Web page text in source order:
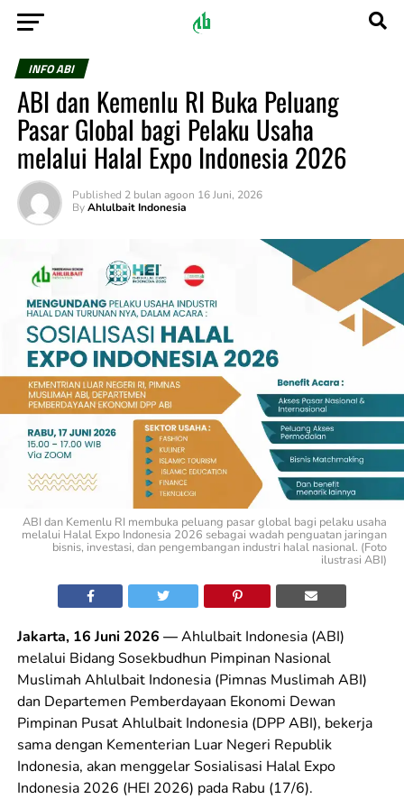
INFO ABI
ABI dan Kemenlu RI Buka Peluang
Pasar Global bagi Pelaku Usaha
melalui Halal Expo Indonesia 2026
Published 2 bulan agoon 16 Juni, 2026
By Ahlulbait Indonesia
ABI dan Kemenlu RI membuka peluang pasar global bagi pelaku usaha
melalui Halal Expo Indonesia 2026 sebagai wadah penguatan jaringan
bisnis, investasi, dan pengembangan industri halal nasional. (Foto
ilustrasi ABI)
Jakarta, 16 Juni 2026 —Ahlulbait Indonesia (ABI)
melalui Bidang Sosekbudhun Pimpinan Nasional
Muslimah Ahlulbait Indonesia (Pimnas Muslimah ABI)
dan Departemen Pemberdayaan Ekonomi Dewan
Pimpinan Pusat Ahlulbait Indonesia (DPP ABI), bekerja
sama dengan Kementerian Luar Negeri Republik
Indonesia, akan menggelar Sosialisasi Halal Expo
Indonesia 2026 (HEI 2026) pada Rabu (17/6).